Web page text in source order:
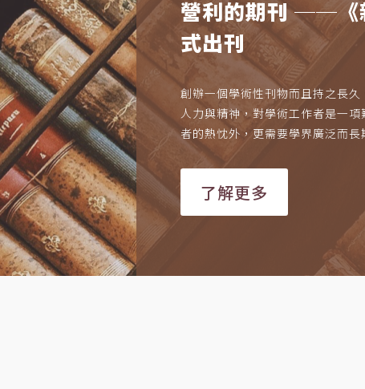
營利的期刊 ──《
式出刊
創辦一個學術性刊物而且持之長久
人力與精神，對學術工作者是一
者的熱忱外，更需要學界廣泛而長
了解更多